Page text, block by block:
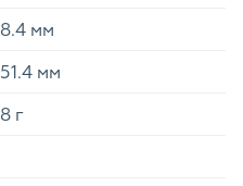
8.4 мм
51.4 мм
8 г